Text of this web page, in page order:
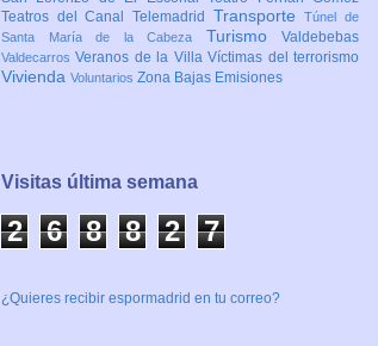
Teatros del Canal Telemadrid TransporteTúnel de
Santa María de la Cabeza Turismo Valdebebas
ValdecarrosVeranos de la VillaVíctimas del terrorismo
Vivienda Voluntarios Zona Bajas Emisiones
Visitas última semana
2 6 8 8 2 7
¿Quieres recibir espormadrid en tu correo?